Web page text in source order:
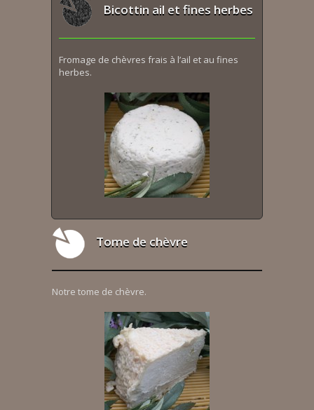
Bicottin ail et fines herbes
Fromage de chèvres frais à l’ail et au fines
herbes.
Tome de chèvre
Notre tome de chèvre.